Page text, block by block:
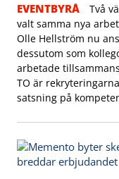
EVENTBYRÅ
Två
valt samma nya
Olle Hellström nu
dessutom som
arbetade
TO är
satsning på